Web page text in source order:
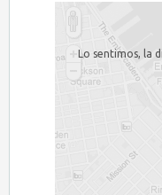
Lo sentimos, la